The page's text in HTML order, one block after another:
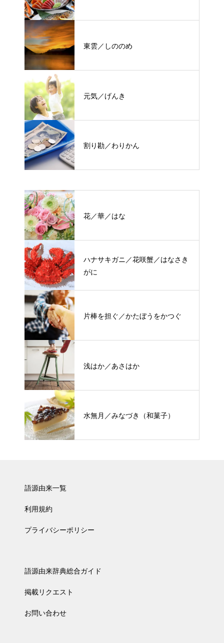
東雲／しののめ
元気／げんき
割り勘／わりかん
花／華／はな
ハナサキガニ／花咲蟹／はなさき
がに
片棒を担ぐ／かたぼうをかつぐ
浅はか／あさはか
水無月／みなづき（和菓子）
語源由来一覧
利用規約
プライバシーポリシー
語源由来辞典総合ガイド
掲載リクエスト
お問い合わせ